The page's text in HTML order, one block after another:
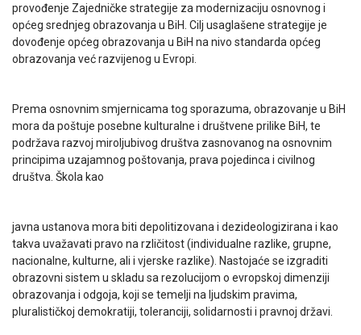
provođenje Zajedničke strategije za modernizaciju osnovnog i
općeg srednjeg obrazovanja u BiH. Cilj usaglašene strategije je
dovođenje općeg obrazovanja u BiH na nivo standarda općeg
obrazovanja već razvijenog u Evropi.
Prema osnovnim smjernicama tog sporazuma, obrazovanje u BiH
mora da poštuje posebne kulturalne i društvene prilike BiH, te
podržava razvoj miroljubivog društva zasnovanog na osnovnim
principima uzajamnog poštovanja, prava pojedinca i civilnog
društva. Škola kao
javna ustanova mora biti depolitizovana i dezideologizirana i kao
takva uvažavati pravo na rzličitost (individualne razlike, grupne,
nacionalne, kulturne, ali i vjerske razlike). Nastojaće se izgraditi
obrazovni sistem u skladu sa rezolucijom o evropskoj dimenziji
obrazovanja i odgoja, koji se temelji na ljudskim pravima,
pluralističkoj demokratiji, toleranciji, solidarnosti i pravnoj državi.